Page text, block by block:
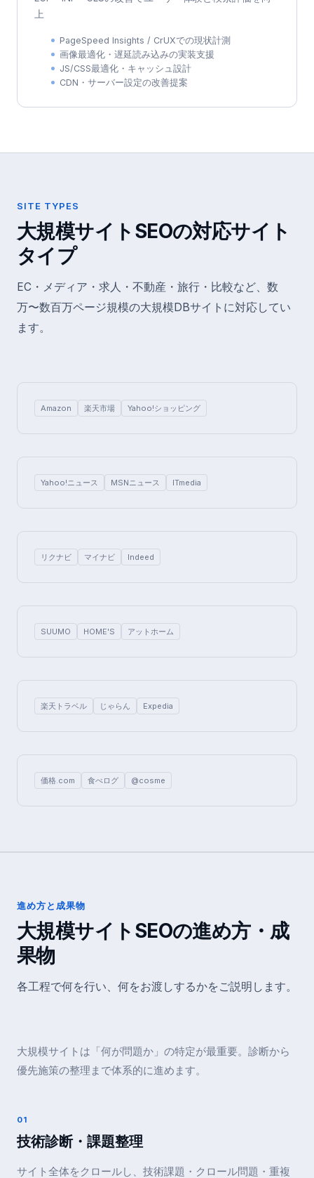
上
PageSpeed Insights / CrUXでの現状計測
画像最適化・遅延読み込みの実装支援
JS/CSS最適化・キャッシュ設計
CDN・サーバー設定の改善提案
SITE TYPES
大規模サイトSEOの対応サイト
タイプ
EC・メディア・求人・不動産・旅行・比較など、数
万〜数百万ページ規模の大規模DBサイトに対応してい
ます。
Amazon 楽天市場 Yahoo!ショッピング
Yahoo!ニュース MSNニュース ITmedia
リクナビ マイナビ Indeed
SUUMO HOME'S アットホーム
楽天トラベル じゃらん Expedia
価格.com 食べログ @cosme
進め方と成果物
大規模サイトSEOの進め方・成
果物
各工程で何を行い、何をお渡しするかをご説明します。
大規模サイトは「何が問題か」の特定が最重要。診断から
優先施策の整理まで体系的に進めます。
01
技術診断・課題整理
サイト全体をクロールし、技術課題・クロール問題・重複